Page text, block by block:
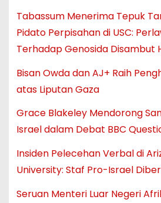
Tabassum Menerima Tepuk
Pidato Perpisahan di USC:
Terhadap Genosida Disambut
Bisan Owda dan AJ+ Raih
atas Liputan Gaza
Grace Blakeley Mendorong
Israel dalam Debat BBC
Insiden Pelecehan Verbal di
University: Staf Pro-Israel
Seruan Menteri Luar Negeri